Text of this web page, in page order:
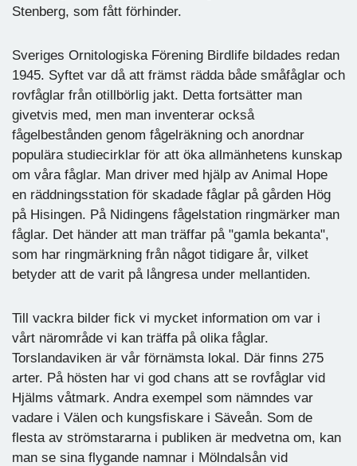
Stenberg, som fått förhinder.
Sveriges Ornitologiska Förening Birdlife bildades redan
1945. Syftet var då att främst rädda både småfåglar och
rovfåglar från otillbörlig jakt. Detta fortsätter man
givetvis med, men man inventerar också
fågelbestånden genom fågelräkning och anordnar
populära studiecirklar för att öka allmänhetens kunskap
om våra fåglar. Man driver med hjälp av Animal Hope
en räddningsstation för skadade fåglar på gården Hög
på Hisingen. På Nidingens fågelstation ringmärker man
fåglar. Det händer att man träffar på "gamla bekanta",
som har ringmärkning från något tidigare år, vilket
betyder att de varit på långresa under mellantiden.
Till vackra bilder fick vi mycket information om var i
vårt närområde vi kan träffa på olika fåglar.
Torslandaviken är vår förnämsta lokal. Där finns 275
arter. På hösten har vi god chans att se rovfåglar vid
Hjälms våtmark. Andra exempel som nämndes var
vadare i Välen och kungsfiskare i Säveån. Som de
flesta av strömstararna i publiken är medvetna om, kan
man se sina flygande namnar i Mölndalsån vid